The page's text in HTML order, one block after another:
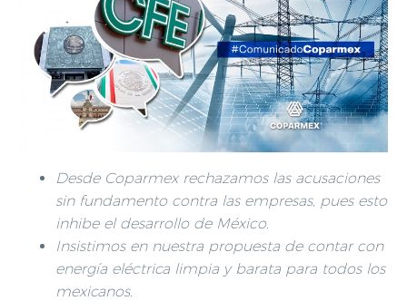
Desde Coparmex rechazamos las acusaciones
sin fundamento contra las empresas, pues esto
inhibe el desarrollo de México.
Insistimos en nuestra propuesta de contar con
energía eléctrica limpia y barata para todos los
mexicanos.